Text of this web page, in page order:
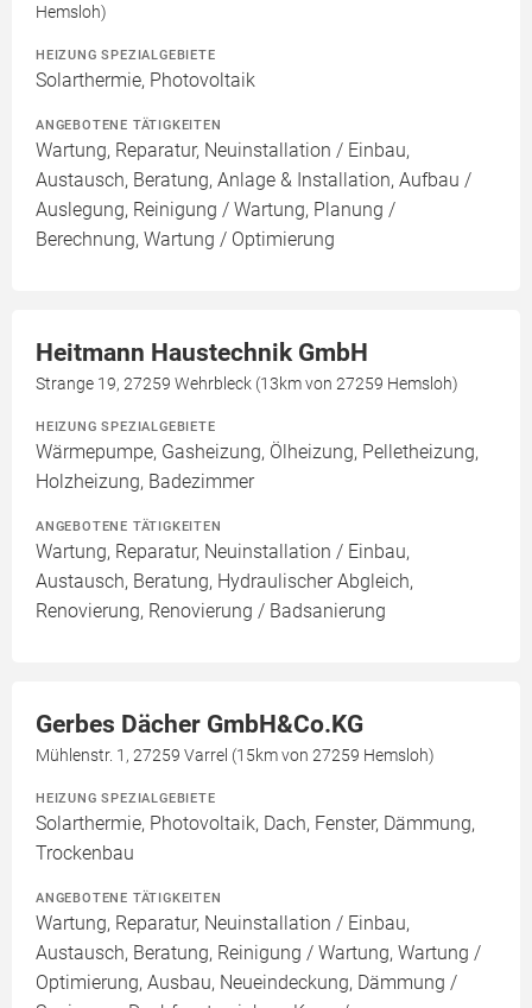
Hemsloh)
HEIZUNG SPEZIALGEBIETE
Solarthermie, Photovoltaik
ANGEBOTENE TÄTIGKEITEN
Wartung, Reparatur, Neuinstallation / Einbau,
Austausch, Beratung, Anlage & Installation, Aufbau /
Auslegung, Reinigung / Wartung, Planung /
Berechnung, Wartung / Optimierung
Heitmann Haustechnik GmbH
Strange 19, 27259 Wehrbleck (13km von 27259 Hemsloh)
HEIZUNG SPEZIALGEBIETE
Wärmepumpe, Gasheizung, Ölheizung, Pelletheizung,
Holzheizung, Badezimmer
ANGEBOTENE TÄTIGKEITEN
Wartung, Reparatur, Neuinstallation / Einbau,
Austausch, Beratung, Hydraulischer Abgleich,
Renovierung, Renovierung / Badsanierung
Gerbes Dächer GmbH&Co.KG
Mühlenstr. 1, 27259 Varrel (15km von 27259 Hemsloh)
HEIZUNG SPEZIALGEBIETE
Solarthermie, Photovoltaik, Dach, Fenster, Dämmung,
Trockenbau
ANGEBOTENE TÄTIGKEITEN
Wartung, Reparatur, Neuinstallation / Einbau,
Austausch, Beratung, Reinigung / Wartung, Wartung /
Optimierung, Ausbau, Neueindeckung, Dämmung /